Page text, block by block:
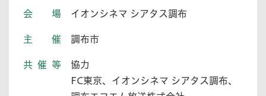
会場 イオンシネマ シアタス調布
主催 調布市
共催等
協力
FC東京、イオンシネマ シアタス調布、